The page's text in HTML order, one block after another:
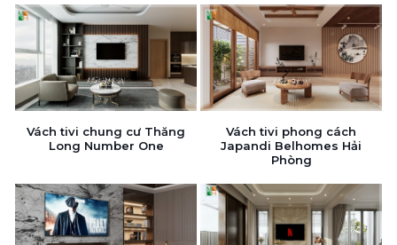
Vách tivi chung cư Thăng
Long Number One
Vách tivi phong cách
Japandi Belhomes Hải
Phòng